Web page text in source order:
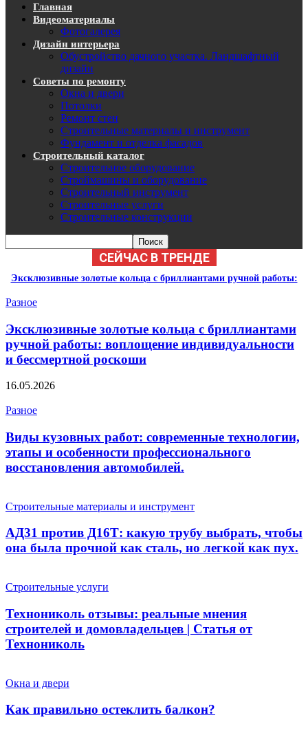
Главная
Видеоматериалы
Фотогалерея
Дизайн интерьера
Обустройство дачного участка. Ландшафтный
дизайн
Советы по ремонту
Окна и двери
Потолки
Ремонт стен
Строительные материалы и инструмент
Фундамент и отделка фасадов
Строительный каталог
Строительное оборудование
Строймашины и оборудование
Строительный инструмент
Строительные услуги
Строительные конструкции
СЕЙЧАС В ТРЕНДЕ
Эксклюзивные золотые кольца с бриллиантами ручной работы:
Разное
Эксклюзивные золотые кольца с бриллиантами
ручной работы: воплощение индивидуальности
и бессмертной роскоши
16.05.2026
Разное
Виды кузовных работ: современные технологии,
этапы и особенности профессионального
восстановления автомобилей.
Строительные материалы и инструмент
АД31 против Д16Т: какую трубу выбрать, чтобы
она была прочной как сталь, но легкой как пух.
Строительные услуги
Технониколь отзывы: реальные мнения
строителей и домовладельцев | Статья от
Технониколь
Окна и двери
Как правильно остеклить балкон?